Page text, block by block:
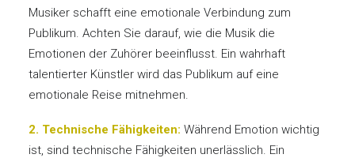
Musiker schafft eine emotionale Verbindung zum
Publikum. Achten Sie darauf, wie die Musik die
Emotionen der Zuhörer beeinflusst. Ein wahrhaft
talentierter Künstler wird das Publikum auf eine
emotionale Reise mitnehmen.
2. Technische Fähigkeiten: Während Emotion wichtig
ist, sind technische Fähigkeiten unerlässlich. Ein